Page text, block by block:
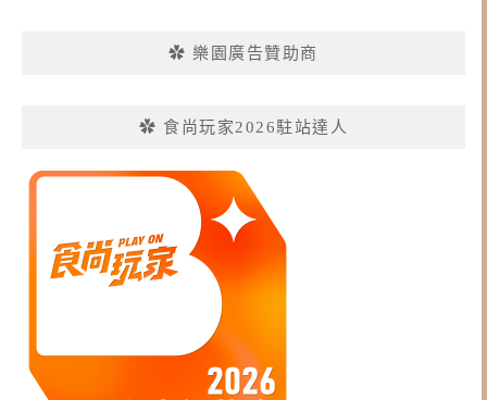
✿ 樂園廣告贊助商
✿ 食尚玩家2026駐站達人